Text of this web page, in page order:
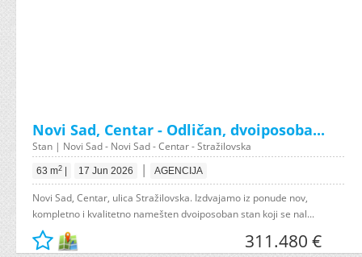
Novi Sad, Centar - Odličan, dvoiposoba...
Stan | Novi Sad - Novi Sad - Centar - Stražilovska
63 m2 17 Jun 2026 | AGENCIJA
Novi Sad, Centar, ulica Stražilovska. Izdvajamo iz ponude nov,
kompletno i kvalitetno namešten dvoiposoban stan koji se nal...
311.480 €